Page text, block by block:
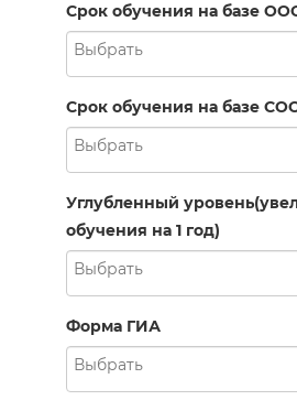
Срок обучения на базе
Срок обучения на базе
Углубленный
обучения на 1 год)
Форма ГИА